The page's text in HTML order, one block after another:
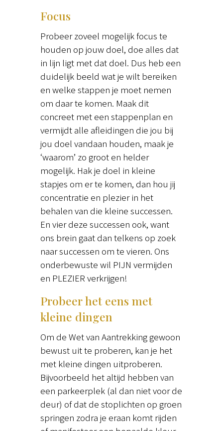
Focus
Probeer zoveel mogelijk focus te
houden op jouw doel, doe alles dat
in lijn ligt met dat doel. Dus heb een
duidelijk beeld wat je wilt bereiken
en welke stappen je moet nemen
om daar te komen. Maak dit
concreet met een stappenplan en
vermijdt alle afleidingen die jou bij
jou doel vandaan houden, maak je
‘waarom’ zo groot en helder
mogelijk. Hak je doel in kleine
stapjes om er te komen, dan hou jij
concentratie en plezier in het
behalen van die kleine successen.
En vier deze successen ook, want
ons brein gaat dan telkens op zoek
naar successen om te vieren. Ons
onderbewuste wil PIJN vermijden
en PLEZIER verkrijgen!
Probeer het eens met
kleine dingen
Om de Wet van Aantrekking gewoon
bewust uit te proberen, kan je het
met kleine dingen uitproberen.
Bijvoorbeeld het altijd hebben van
een parkeerplek (al dan niet voor de
deur) of dat de stoplichten op groen
springen zodra je eraan komt rijden